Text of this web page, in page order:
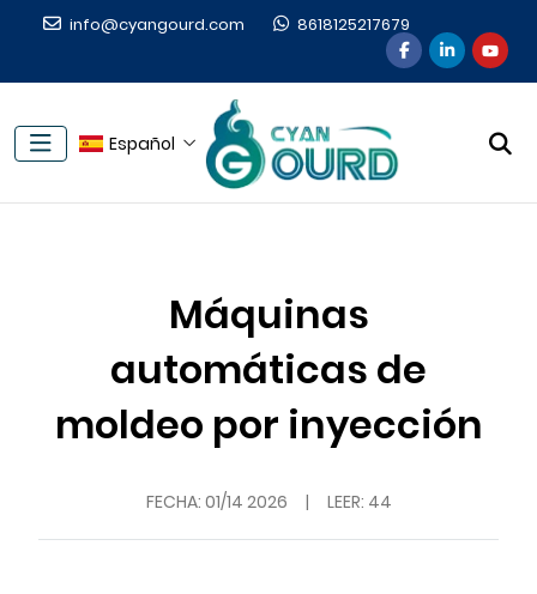
info@cyangourd.com 8618125217679
Español
Máquinas
automáticas de
moldeo por inyección
FECHA: 01/14 2026 | LEER: 44